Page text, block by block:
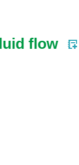
flow
资料：